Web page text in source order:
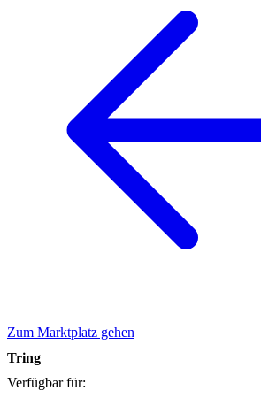
Zum Marktplatz gehen
Tring
Verfügbar für: